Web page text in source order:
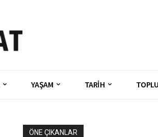
YAŞAM TARİH
ÖNE ÇIKANLAR